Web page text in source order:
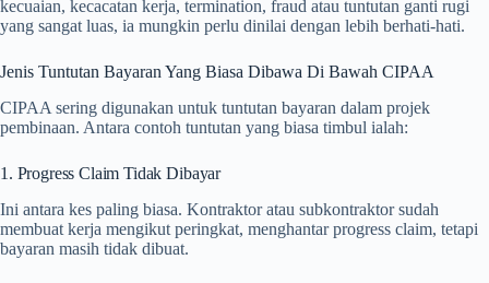
kecuaian, kecacatan kerja, termination, fraud atau tuntutan ganti rugi
yang sangat luas, ia mungkin perlu dinilai dengan lebih berhati-hati.
Jenis Tuntutan Bayaran Yang Biasa Dibawa Di Bawah CIPAA
CIPAA sering digunakan untuk tuntutan bayaran dalam projek
pembinaan. Antara contoh tuntutan yang biasa timbul ialah:
1. Progress Claim Tidak Dibayar
Ini antara kes paling biasa. Kontraktor atau subkontraktor sudah
membuat kerja mengikut peringkat, menghantar progress claim, tetapi
bayaran masih tidak dibuat.